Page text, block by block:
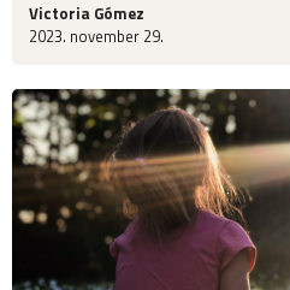
Victoria Gómez
2023. november 29.